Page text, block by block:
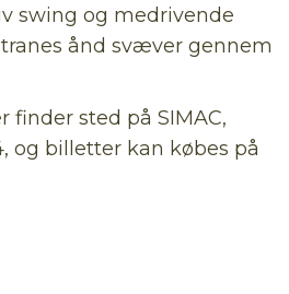
swing og medrivende
ånd svæver gennem
finder sted på SIMAC,
og billetter kan købes på